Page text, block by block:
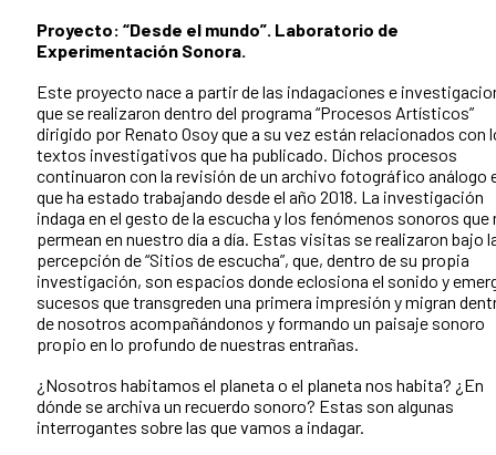
Proyecto: “Desde el mundo”. Laboratorio de
Experimentación Sonora.
Este proyecto nace a partir de las indagaciones e
que se realizaron dentro del programa “Procesos Artísticos”
dirigido por Renato Osoy que a su vez están relacionados con
textos investigativos que ha publicado. Dichos procesos
continuaron con la revisión de un archivo fotográfico análogo
que ha estado trabajando desde el año 2018. La investigación
indaga en el gesto de la escucha y los fenómenos sonoros que
permean en nuestro día a día. Estas visitas se realizaron bajo
percepción de “Sitios de escucha”, que, dentro de su propia
investigación, son espacios donde eclosiona el sonido y
sucesos que transgreden una primera impresión y migran
de nosotros acompañándonos y formando un paisaje sonoro
propio en lo profundo de nuestras entrañas.
¿Nosotros habitamos el planeta o el planeta nos habita? ¿En
dónde se archiva un recuerdo sonoro? Estas son algunas
interrogantes sobre las que vamos a indagar.